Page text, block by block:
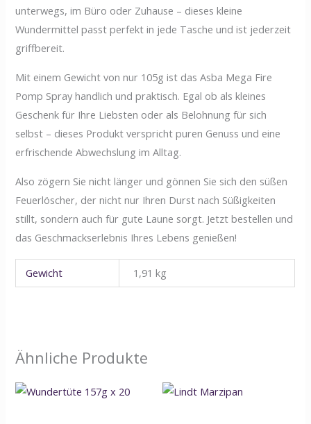
unterwegs, im Büro oder Zuhause – dieses kleine
Wundermittel passt perfekt in jede Tasche und ist jederzeit
griffbereit.
Mit einem Gewicht von nur 105g ist das Asba Mega Fire
Pomp Spray handlich und praktisch. Egal ob als kleines
Geschenk für Ihre Liebsten oder als Belohnung für sich
selbst – dieses Produkt verspricht puren Genuss und eine
erfrischende Abwechslung im Alltag.
Also zögern Sie nicht länger und gönnen Sie sich den süßen
Feuerlöscher, der nicht nur Ihren Durst nach Süßigkeiten
stillt, sondern auch für gute Laune sorgt. Jetzt bestellen und
das Geschmackserlebnis Ihres Lebens genießen!
Gewicht 1,91 kg
Ähnliche Produkte